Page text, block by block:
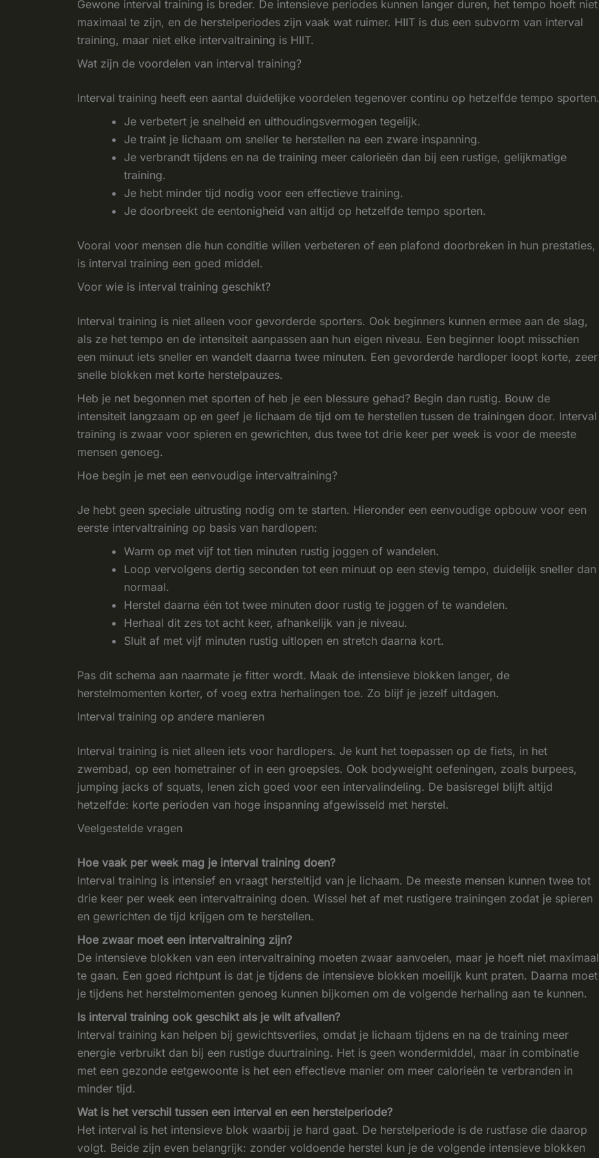
Gewone interval training is breder. De intensieve periodes kunnen langer duren, het tempo hoeft niet
maximaal te zijn, en de herstelperiodes zijn vaak wat ruimer. HIIT is dus een subvorm van interval
training, maar niet elke intervaltraining is HIIT.
Wat zijn de voordelen van interval training?
Interval training heeft een aantal duidelijke voordelen tegenover continu op hetzelfde tempo sporten.
Je verbetert je snelheid en uithoudingsvermogen tegelijk.
Je traint je lichaam om sneller te herstellen na een zware inspanning.
Je verbrandt tijdens en na de training meer calorieën dan bij een rustige, gelijkmatige
training.
Je hebt minder tijd nodig voor een effectieve training.
Je doorbreekt de eentonigheid van altijd op hetzelfde tempo sporten.
Vooral voor mensen die hun conditie willen verbeteren of een plafond doorbreken in hun prestaties,
is interval training een goed middel.
Voor wie is interval training geschikt?
Interval training is niet alleen voor gevorderde sporters. Ook beginners kunnen ermee aan de slag,
als ze het tempo en de intensiteit aanpassen aan hun eigen niveau. Een beginner loopt misschien
een minuut iets sneller en wandelt daarna twee minuten. Een gevorderde hardloper loopt korte, zeer
snelle blokken met korte herstelpauzes.
Heb je net begonnen met sporten of heb je een blessure gehad? Begin dan rustig. Bouw de
intensiteit langzaam op en geef je lichaam de tijd om te herstellen tussen de trainingen door. Interval
training is zwaar voor spieren en gewrichten, dus twee tot drie keer per week is voor de meeste
mensen genoeg.
Hoe begin je met een eenvoudige intervaltraining?
Je hebt geen speciale uitrusting nodig om te starten. Hieronder een eenvoudige opbouw voor een
eerste intervaltraining op basis van hardlopen:
Warm op met vijf tot tien minuten rustig joggen of wandelen.
Loop vervolgens dertig seconden tot een minuut op een stevig tempo, duidelijk sneller dan
normaal.
Herstel daarna één tot twee minuten door rustig te joggen of te wandelen.
Herhaal dit zes tot acht keer, afhankelijk van je niveau.
Sluit af met vijf minuten rustig uitlopen en stretch daarna kort.
Pas dit schema aan naarmate je fitter wordt. Maak de intensieve blokken langer, de
herstelmomenten korter, of voeg extra herhalingen toe. Zo blijf je jezelf uitdagen.
Interval training op andere manieren
Interval training is niet alleen iets voor hardlopers. Je kunt het toepassen op de fiets, in het
zwembad, op een hometrainer of in een groepsles. Ook bodyweight oefeningen, zoals burpees,
jumping jacks of squats, lenen zich goed voor een intervalindeling. De basisregel blijft altijd
hetzelfde: korte perioden van hoge inspanning afgewisseld met herstel.
Veelgestelde vragen
Hoe vaak per week mag je interval training doen?
Interval training is intensief en vraagt hersteltijd van je lichaam. De meeste mensen kunnen twee tot
drie keer per week een intervaltraining doen. Wissel het af met rustigere trainingen zodat je spieren
en gewrichten de tijd krijgen om te herstellen.
Hoe zwaar moet een intervaltraining zijn?
De intensieve blokken van een intervaltraining moeten zwaar aanvoelen, maar je hoeft niet maximaal
te gaan. Een goed richtpunt is dat je tijdens de intensieve blokken moeilijk kunt praten. Daarna moet
je tijdens het herstelmomenten genoeg kunnen bijkomen om de volgende herhaling aan te kunnen.
Is interval training ook geschikt als je wilt afvallen?
Interval training kan helpen bij gewichtsverlies, omdat je lichaam tijdens en na de training meer
energie verbruikt dan bij een rustige duurtraining. Het is geen wondermiddel, maar in combinatie
met een gezonde eetgewoonte is het een effectieve manier om meer calorieën te verbranden in
minder tijd.
Wat is het verschil tussen een interval en een herstelperiode?
Het interval is het intensieve blok waarbij je hard gaat. De herstelperiode is de rustfase die daarop
volgt. Beide zijn even belangrijk: zonder voldoende herstel kun je de volgende intensieve blokken